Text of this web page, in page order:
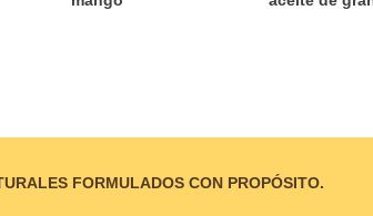
FORMULADOS CON PROPÓSITO.